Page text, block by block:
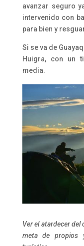
avanzar seguro
intervenido con
para bien y
Si se va de
Huigra, con un
media.
Ver el atardecer
meta de propios